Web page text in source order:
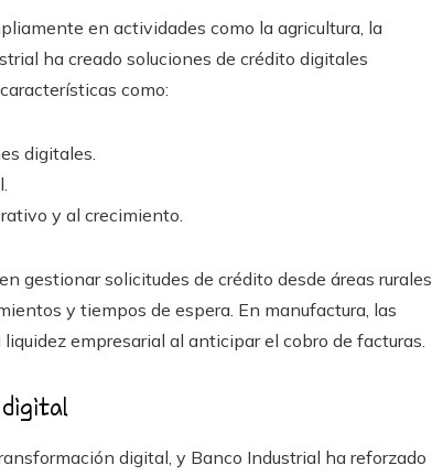
en actividades como la agricultura, la
ha creado soluciones de crédito digitales
como:
digitales.
y al crecimiento.
gestionar solicitudes de crédito desde áreas rurales
y tiempos de espera. En manufactura, las
empresarial al anticipar el cobro de facturas.
digital, y Banco Industrial ha reforzado